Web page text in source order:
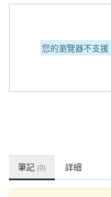
您的瀏覽器不支
筆記 (0) 詳細